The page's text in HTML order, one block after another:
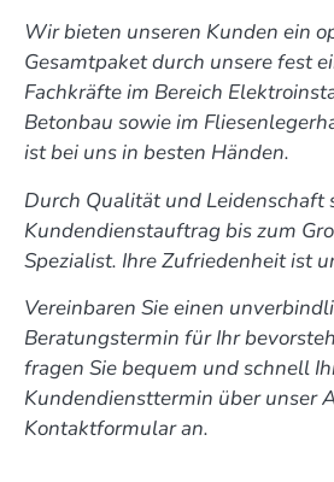
Wir bieten unseren Kunden ein
Gesamtpaket durch unsere fest
Fachkräfte im Bereich
Betonbau sowie im
ist bei uns in besten Händen.
Durch Qualität und Leidenschaft
Kundendienstauftrag bis zum
Spezialist. Ihre Zufriedenheit ist
Vereinbaren Sie einen
Beratungstermin für Ihr
fragen Sie bequem und schnell
Kundendiensttermin über unser
Kontaktformular an.